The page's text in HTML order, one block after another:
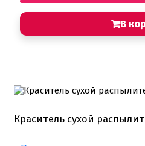
В
Краситель сухой